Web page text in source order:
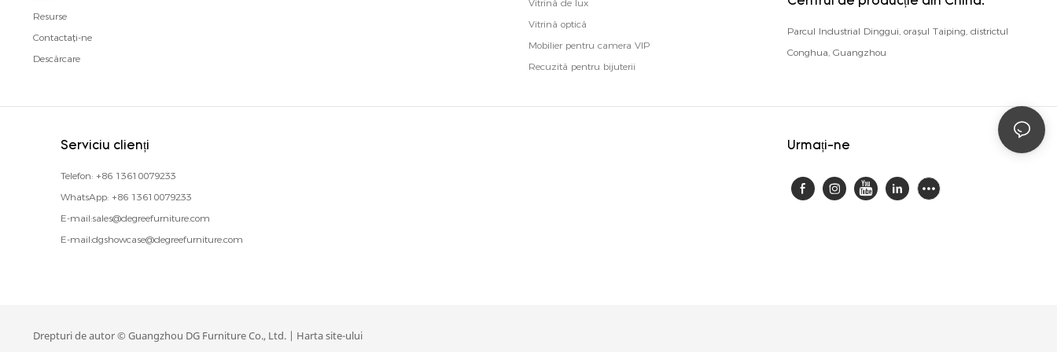
Resurse
Contactaţi-ne
Descărcare
Vitrină de lux
Vitrină optică
Mobilier pentru camera VIP
Recuzită pentru bijuterii
Parcul Industrial Dinggui, orașul Taiping, districtul
Conghua, Guangzhou
Serviciu clienți
Telefon: +86 13610079233
WhatsApp: +86 13610079233
E-mail:sales@degreefurniture.com
E-mail:dgshowcase@degreefurniture.com
Urmați-ne
Drepturi de autor © Guangzhou DG Furniture Co., Ltd. | Harta site-ului